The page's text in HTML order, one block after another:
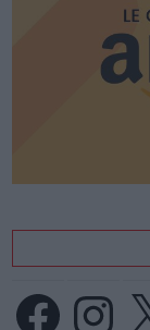
FacebookInstagram
X